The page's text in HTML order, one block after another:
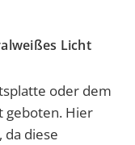
Licht
oder dem
geboten. Hier
da diese